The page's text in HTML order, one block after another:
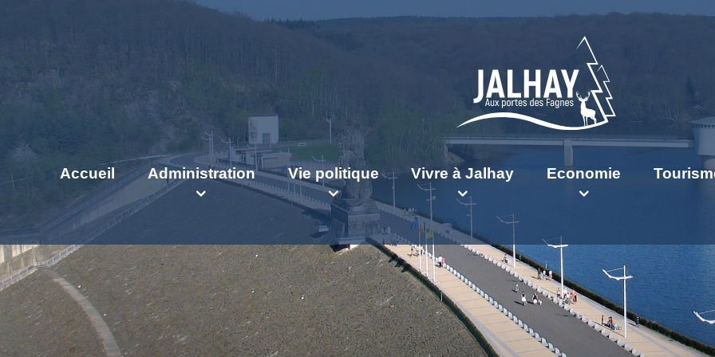
Accueil Administration Vie politique Vivre à Jalhay Economie